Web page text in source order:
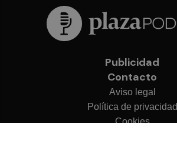
Publicidad
Contacto
Aviso legal
Política de privacidad
Cookies